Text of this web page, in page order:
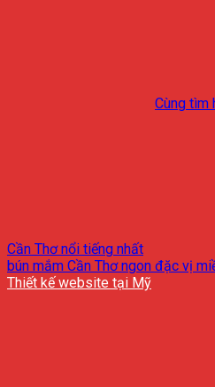
Cùng tìm
Cần Thơ nổi tiếng nhất
bún mắm Cần Thơ ngon đặc vị
Thiết kế website tại Mỹ